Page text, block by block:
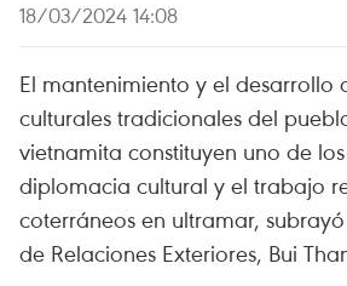
18/03/2024 14:08
El mantenimiento y el desarrollo
culturales tradicionales del
vietnamita constituyen uno de
diplomacia cultural y el trabajo
coterráneos en ultramar,
de Relaciones Exteriores, Bui